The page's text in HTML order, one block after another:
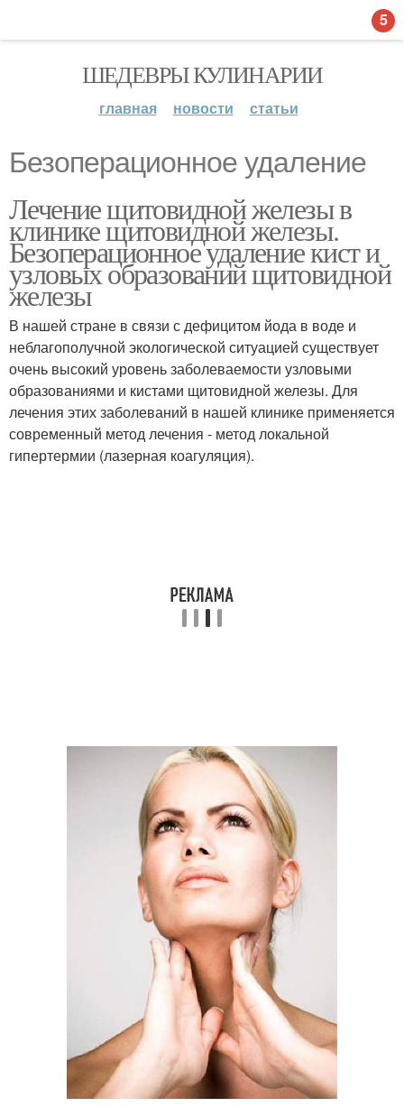
ШЕДЕВРЫ КУЛИНАРИИ
главная новости статьи
Безоперационное удаление
Лечение щитовидной железы в
клинике щитовидной железы.
Безоперационное удаление кист и
узловых образований щитовидной
железы
В нашей стране в связи с дефицитом йода в воде и
неблагополучной экологической ситуацией существует
очень высокий уровень заболеваемости узловыми
образованиями и кистами щитовидной железы. Для
лечения этих заболеваний в нашей клинике применяется
современный метод лечения - метод локальной
гипертермии (лазерная коагуляция).
5